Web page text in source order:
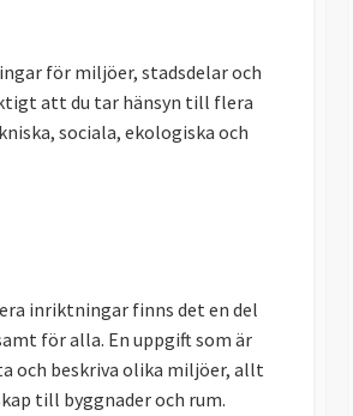
för miljöer, stadsdelar och
att du tar hänsyn till flera
sociala, ekologiska och
inriktningar finns det en del
för alla. En uppgift som är
och beskriva olika miljöer, allt
till byggnader och rum.